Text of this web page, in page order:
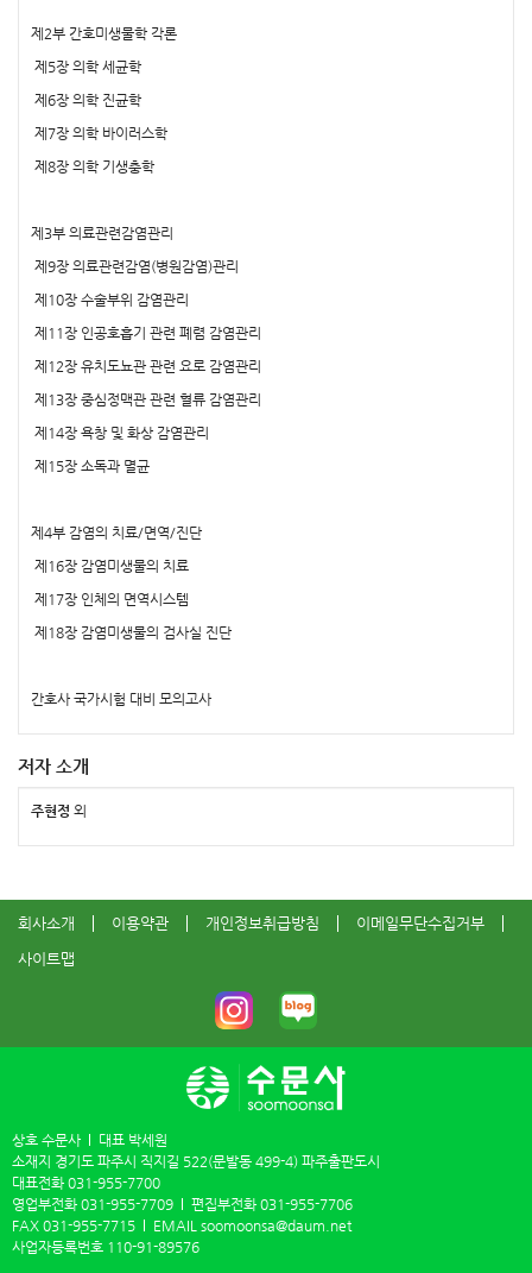
제2부 간호미생물학 각론
제5장 의학 세균학
제6장 의학 진균학
제7장 의학 바이러스학
제8장 의학 기생충학
제3부 의료관련감염관리
제9장 의료관련감염(병원감염)관리
제10장 수술부위 감염관리
제11장 인공호흡기 관련 폐렴 감염관리
제12장 유치도뇨관 관련 요로 감염관리
제13장 중심정맥관 관련 혈류 감염관리
제14장 욕창 및 화상 감염관리
제15장 소독과 멸균
제4부 감염의 치료/면역/진단
제16장 감염미생물의 치료
제17장 인체의 면역시스템
제18장 감염미생물의 검사실 진단
간호사 국가시험 대비 모의고사
저자 소개
주현정 외
회사소개 이용약관 개인정보취급방침
이메일무단수집거부
사이트맵
상호 수문사
대표 박세원
소재지 경기도 파주시 직지길 522(문발동 499-4) 파주출판도시
대표전화 031-955-7700
영업부전화 031-955-7709 편집부전화 031-955-7706
FAX 031-955-7715 EMAIL soomoonsa@daum.net
사업자등록번호 110-91-89576